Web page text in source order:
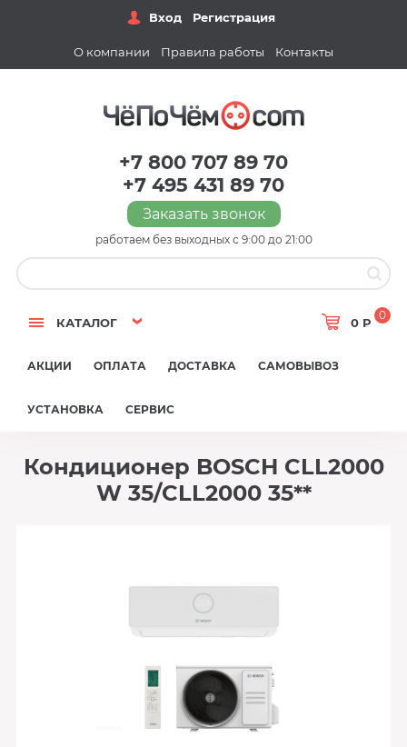
Вход Регистрация
О компании Правила работы Контакты
+7 800 707 89 70
+7 495 431 89 70
Заказать звонок
работаем без выходных с 9:00 до 21:00
КАТАЛОГ 0 Р
0
АКЦИИ ОПЛАТА ДОСТАВКА САМОВЫВОЗ
УСТАНОВКА СЕРВИС
Кондиционер BOSCH CLL2000
W 35/CLL2000 35**